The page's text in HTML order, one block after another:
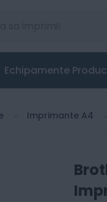
Echipamente
Imprimante A4
Laser A4